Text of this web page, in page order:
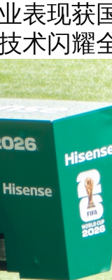
表现获
术闪耀